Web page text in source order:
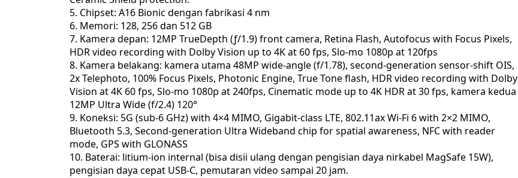
Chipset: A16 Bionic dengan fabrikasi 4 nm
Memori: 128, 256 dan 512 GB
Kamera depan: 12MP TrueDepth (ƒ/1.9) front camera, Retina Flash, Autofocus with Focus Pixels,
HDR video recording with Dolby Vision up to 4K at 60 fps, Slo‑mo 1080p at 120fps
Kamera belakang: kamera utama 48MP wide-angle (f/1.78), second-generation sensor-shift OIS,
2x Telephoto, 100% Focus Pixels, Photonic Engine, True Tone flash, HDR video recording with Dolby
Vision at 4K 60 fps, Slo‑mo 1080p at 240fps, Cinematic mode up to 4K HDR at 30 fps, kamera kedua
12MP Ultra Wide (f/2.4) 120°
Koneksi: 5G (sub‑6 GHz) with 4×4 MIMO, Gigabit-class LTE, 802.11ax Wi-Fi 6 with 2×2 MIMO,
Bluetooth 5.3, Second-generation Ultra Wideband chip for spatial awareness, NFC with reader
mode, GPS with GLONASS
Baterai: litium-ion internal (bisa disii ulang dengan pengisian daya nirkabel MagSafe 15W),
pengisian daya cepat USB-C, pemutaran video sampai 20 jam.